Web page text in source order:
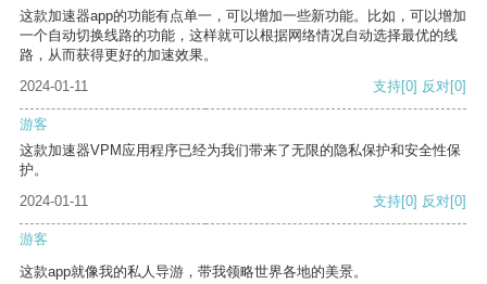
这款加速器app的功能有点单一，可以增加一些新功能。比如，可以增加
一个自动切换线路的功能，这样就可以根据网络情况自动选择最优的线
路，从而获得更好的加速效果。
2024-01-11
支持[0] 反对[0]
游客
这款加速器VPM应用程序已经为我们带来了无限的隐私保护和安全性保
护。
2024-01-11
支持[0] 反对[0]
游客
这款app就像我的私人导游，带我领略世界各地的美景。